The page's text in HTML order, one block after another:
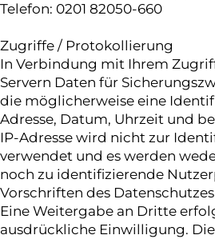
Telefon: 0201 82050-660
Zugriffe / Protokollierung
In Verbindung mit Ihrem
Servern Daten für
die möglicherweise eine
Adresse, Datum, Uhrzeit und
IP-Adresse wird nicht zur
verwendet und es werden
noch zu identifizierende
Vorschriften des
Eine Weitergabe an Dritte
ausdrückliche Einwilligung.